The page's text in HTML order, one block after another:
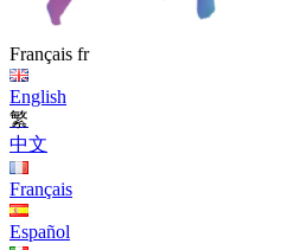
Français fr
English
繁
中文
Français
Español